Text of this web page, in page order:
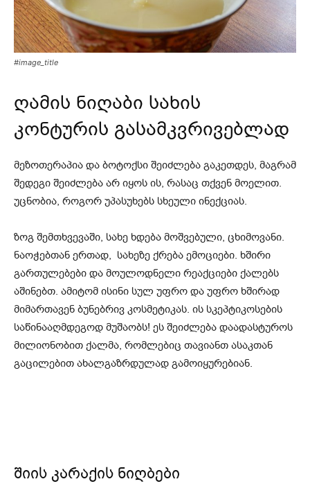
#image_title
ღამის ნიღაბი სახის
კონტურის გასამკვრივებლად
მეზოთერაპია და ბოტოქსი შეიძლება გაკეთდეს, მაგრამ
შედეგი შეიძლება არ იყოს ის, რასაც თქვენ მოელით.
უცნობია, როგორ უპასუხებს სხეული ინექციას.
ზოგ შემთხვევაში, სახე ხდება მოშვებული, ცხიმოვანი.
ნაოჭებთან ერთად, სახეზე ქრება ემოციები. ხშირი
გართულებები და მოულოდნელი რეაქციები ქალებს
აშინებთ. ამიტომ ისინი სულ უფრო და უფრო ხშირად
მიმართავენ ბუნებრივ კოსმეტიკას. ის სკეპტიკოსების
საწინააღმდეგოდ მუშაობს! ეს შეიძლება დაადასტუროს
მილიონობით ქალმა, რომლებიც თავიანთ ასაკთან
გაცილებით ახალგაზრდულად გამოიყურებიან.
შიის კარაქის ნიღბები